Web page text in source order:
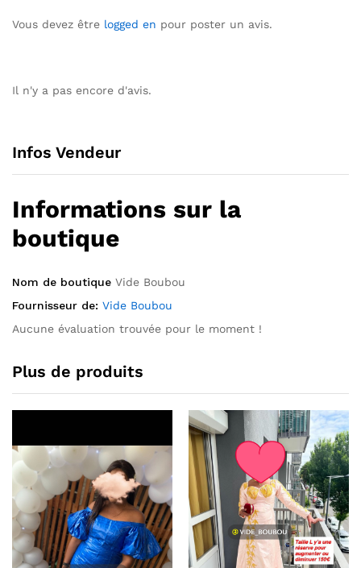
Vous devez être logged en pour poster un avis.
Il n'y a pas encore d'avis.
Infos Vendeur
Informations sur la
boutique
Nom de boutique Vide Boubou
Fournisseur de: Vide Boubou
Aucune évaluation trouvée pour le moment !
Plus de produits